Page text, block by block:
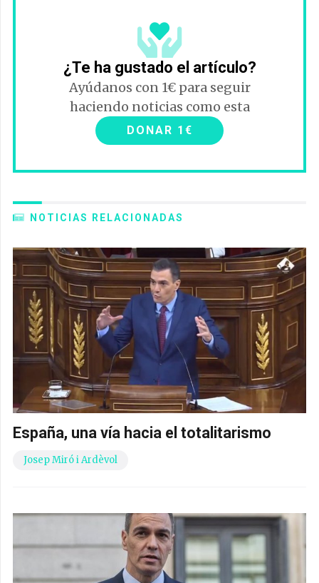
¿Te ha gustado el artículo?
Ayúdanos con 1€ para seguir
haciendo noticias como esta
DONAR 1€
NOTICIAS RELACIONADAS
España, una vía hacia el totalitarismo
Josep Miró i Ardèvol